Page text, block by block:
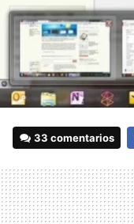
33 comentarios